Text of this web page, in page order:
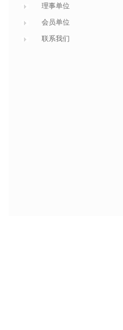
理事单位
会员单位
联系我们